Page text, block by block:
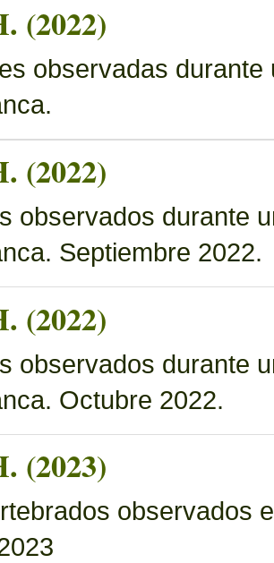
(2022)
observadas
(2022)
observados durante
Septiembre 2022.
(2022)
observados durante
Octubre 2022.
(2023)
observados